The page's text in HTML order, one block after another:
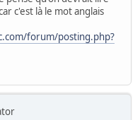
c'est là le mot anglais
forum/posting.php?